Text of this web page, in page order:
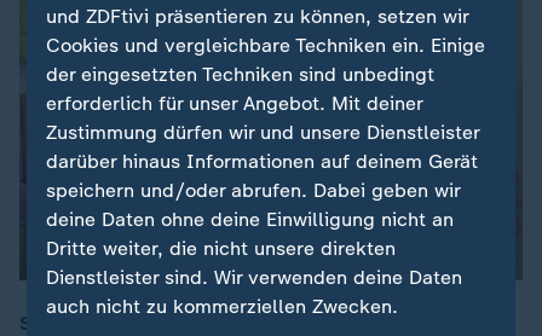
Seit nun schon 14 Jahren ist Rebecca Immanuel in
und ZDFtivi präsentieren zu können, setzen wir
Cookies und vergleichbare Techniken ein. Einige
der eingesetzten Techniken sind unbedingt
erforderlich für unser Angebot. Mit deiner
Zustimmung dürfen wir und unsere Dienstleister
darüber hinaus Informationen auf deinem Gerät
speichern und/oder abrufen. Dabei geben wir
deine Daten ohne deine Einwilligung nicht an
Dritte weiter, die nicht unsere direkten
Dienstleister sind. Wir verwenden deine Daten
auch nicht zu kommerziellen Zwecken.